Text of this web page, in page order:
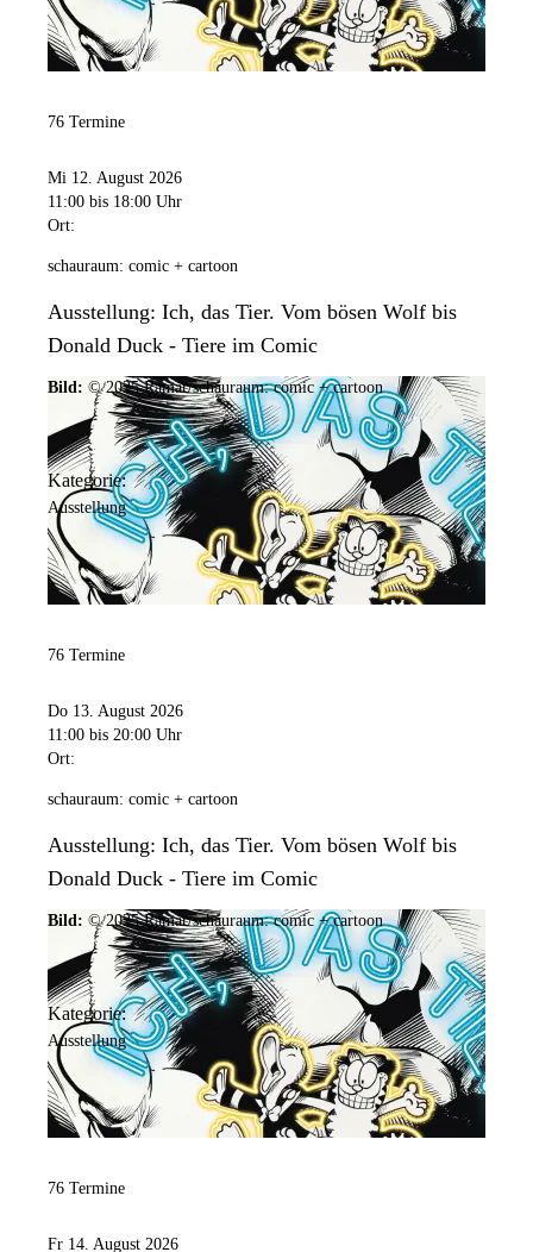
76 Termine
Mi 12. August 2026
11:00 bis 18:00 Uhr
Ort:
schauraum: comic + cartoon
Ausstellung: Ich, das Tier. Vom bösen Wolf bis
Donald Duck - Tiere im Comic
Bild: © 2025 Ramar/schauraum: comic + cartoon
Kategorie:
Ausstellung
76 Termine
Do 13. August 2026
11:00 bis 20:00 Uhr
Ort:
schauraum: comic + cartoon
Ausstellung: Ich, das Tier. Vom bösen Wolf bis
Donald Duck - Tiere im Comic
Bild: © 2025 Ramar/schauraum: comic + cartoon
Kategorie:
Ausstellung
76 Termine
Fr 14. August 2026